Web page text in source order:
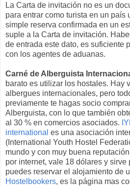
La Carta de invitación no es un
para entrar como turista en un país
simple reserva confirmada en un
suple a la Carta de invitación.
de entrada este dato, es suficiente
con los agentes de aduanas.
Carné de Alberguista
barato es utilizar los hostales. Hay
albergues internacionales, pero
previamente te hagas socio
Alberguista, con lo que también
al 30 % en comercios asociados.
international es una asociación
( International Youth Hostel
mundo y con muy buena
por internet, vale 18 dólares y sirve
puedes reservar el alojamiento de
Hostelbookers, es la página mas